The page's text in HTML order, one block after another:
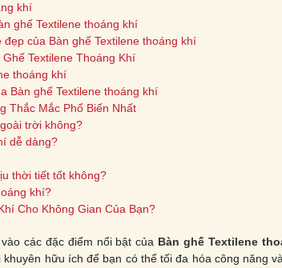
khí
ghế Textilene thoáng khí
của Bàn ghế Textilene thoáng khí
Textilene Thoáng Khí
thoáng khí
Bàn ghế Textilene thoáng khí
Thắc Mắc Phổ Biến Nhất
trời không?
dễ dàng?
thời tiết tốt không?
khí?
Cho Không Gian Của Bạn?
các đặc điểm nổi bật của Bàn ghế Textilene
hữu ích để bạn có thể tối đa hóa công năng